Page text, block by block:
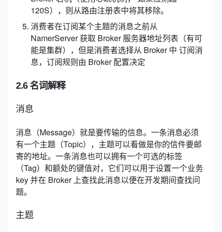
120S），则从路由注册表中将其移除。
消费者在订阅某个主题的消息之前从
NamerServer 获取 Broker 服务器地址列表（有可
能是集群），但是消费者选择从 Broker 中 订阅消
息，订阅规则由 Broker 配置决定
2.6 名词解释
消息
消息（Message）就是要传输的信息。一条消息必须
有一个主题（Topic），主题可以看做是你的信件要邮
寄的地址。一条消息也可以拥有一个可选的标签
（Tag）和额处的键值对，它们可以用于设置一个业务
key 并在 Broker 上查找此消息以便在开发期间查找问
题。
主题